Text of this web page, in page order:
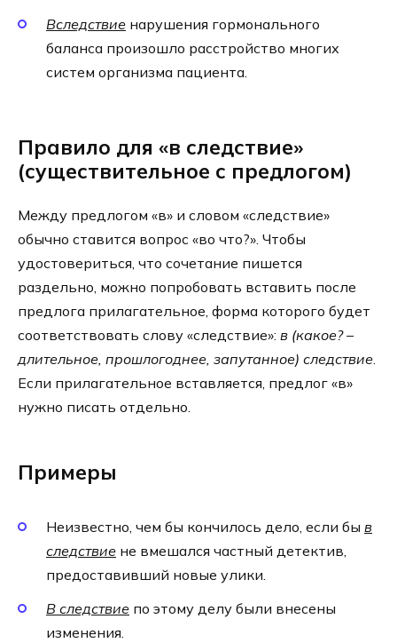
Вследствие нарушения гормонального
баланса произошло расстройство многих
систем организма пациента.
Правило для «в следствие»
(существительное с предлогом)
Между предлогом «в» и словом «следствие»
обычно ставится вопрос «во что?». Чтобы
удостовериться, что сочетание пишется
раздельно, можно попробовать вставить после
предлога прилагательное, форма которого будет
соответствовать слову «следствие»: в (какое? –
длительное, прошлогоднее, запутанное) следствие
Если прилагательное вставляется, предлог «в»
нужно писать отдельно.
Примеры
Неизвестно, чем бы кончилось дело, если бы в
следствие не вмешался частный детектив,
предоставивший новые улики.
В следствие по этому делу были внесены
изменения.